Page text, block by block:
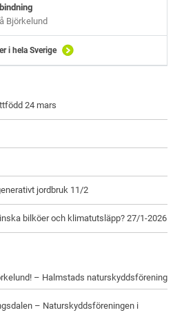
Björkelund
i hela Sverige
24 mars
jordbruk 11/2
bilköer och klimatutsläpp? 27/1-2026
– Halmstads naturskyddsförening
– Naturskyddsföreningen i